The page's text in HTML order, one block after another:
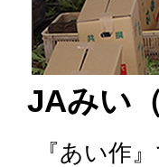
JAみい
『あい作